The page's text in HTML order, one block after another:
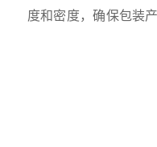
度和密度，确保包装